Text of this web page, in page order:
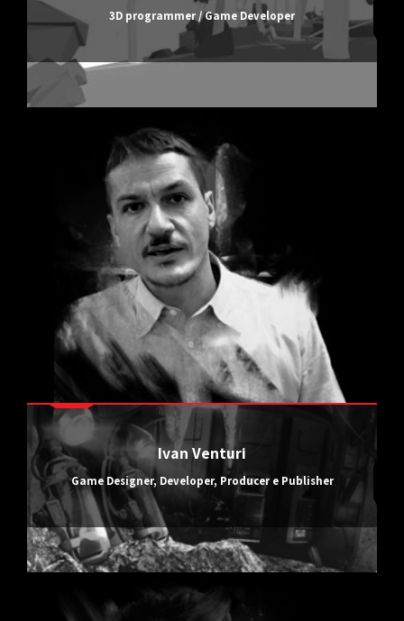
3D programmer / Game Developer
Ivan Venturi
Game Designer, Developer, Producer e Publisher